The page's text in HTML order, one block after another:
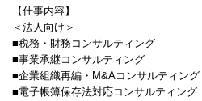
【仕事内容】
＜法人向け＞
■税務・財務コンサルティング
■事業承継コンサルティング
■企業組織再編・M&Aコンサルティング
■電子帳簿保存法対応コンサルティング